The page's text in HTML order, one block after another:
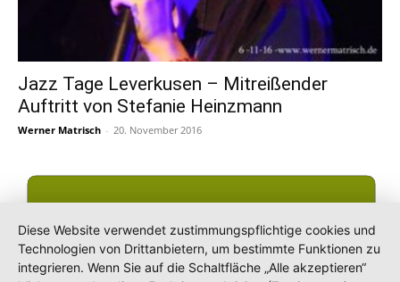
Jazz Tage Leverkusen – Mitreißender
Auftritt von Stefanie Heinzmann
Werner Matrisch - 20. November 2016
Diese Website verwendet zustimmungspflichtige cookies und
Technologien von Drittanbietern, um bestimmte Funktionen zu
integrieren. Wenn Sie auf die Schaltfläche „Alle akzeptieren“